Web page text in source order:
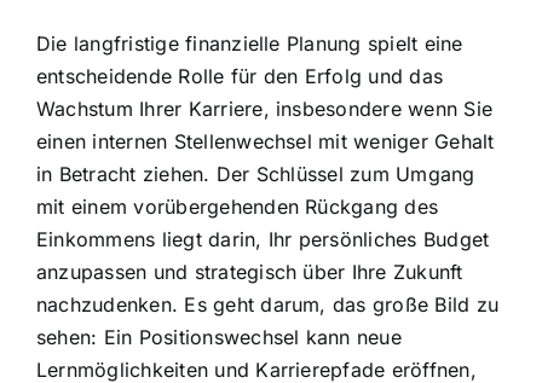
Die langfristige finanzielle Planung spielt eine
entscheidende Rolle für den Erfolg und das
Wachstum Ihrer Karriere, insbesondere wenn Sie
einen internen Stellenwechsel mit weniger Gehalt
in Betracht ziehen. Der Schlüssel zum Umgang
mit einem vorübergehenden Rückgang des
Einkommens liegt darin, Ihr persönliches Budget
anzupassen und strategisch über Ihre Zukunft
nachzudenken. Es geht darum, das große Bild zu
sehen: Ein Positionswechsel kann neue
Lernmöglichkeiten und Karrierepfade eröffnen,